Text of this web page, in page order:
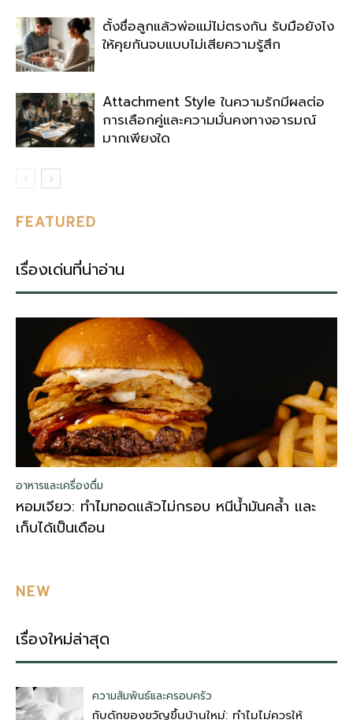
ตั้งชื่อลูกแล้วพ่อแม่ไม่ตรงกัน รับมือยังไง
ให้คุยกันจบแบบไม่เสียความรู้สึก
Attachment Style ในความรักมีผลต่อ
การเลือกคู่และความมั่นคงทางอารมณ์
มากเพียงใด
FEATURED
เรื่องเด่นที่น่าอ่าน
อาหารและเครื่องดื่ม
หอมเจียว: ทำไมทอดแล้วไม่กรอบ หนีน้ำมันคล้ำ และ
เก็บได้เป็นเดือน
NEW
เรื่องใหม่ล่าสุด
ความสัมพันธ์และครอบครัว
กับดักของขวัญขึ้นบ้านใหม่: ทำไมไม่ควรให้